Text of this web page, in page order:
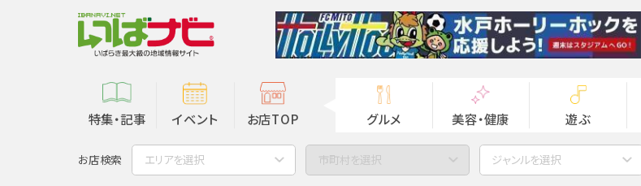
特集・記事 イベント お店TOP グルメ 美容・健康 遊ぶ
お店検索 エリアを選択 市町村を選択 ジャンルを選択